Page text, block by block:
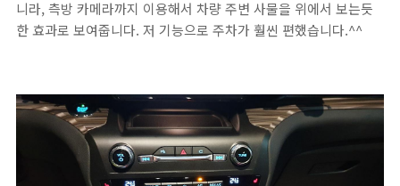
니라, 측방 카메라까지 이용해서 차량 주변 사물을 위에서 보는듯
한 효과로 보여줍니다. 저 기능으로 주차가 훨씬 편했습니다.^^